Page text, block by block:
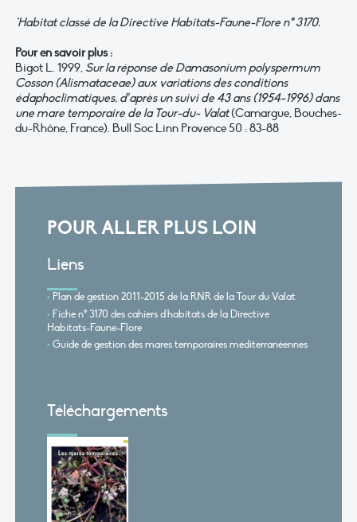
*Habitat classé de la Directive Habitats-Faune-Flore n° 3170.
Pour en savoir plus :
Bigot L. 1999, Sur la réponse de Damasonium polyspermum
Cosson (Alismataceae) aux variations des conditions
édaphoclimatiques, d’après un suivi de 43 ans (1954-1996) dans
une mare temporaire de la Tour-du- Valat(Camargue, Bouches-
du-Rhône, France). Bull Soc Linn Provence 50 : 83-88
POUR ALLER PLUS LOIN
Liens
Plan de gestion 2011-2015 de la RNR de la Tour du Valat
Fiche n° 3170 des cahiers d'habitats de la Directive
Habitats-Faune-Flore
Guide de gestion des mares temporaires méditerranéennes
Téléchargements